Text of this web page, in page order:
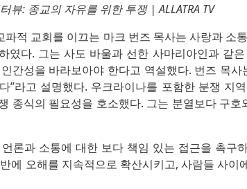
뷰: 종교의 자유를 위한 투쟁 | ALLATRA TV
파적 교회를 이끄는 마크 번즈 목사는 사랑과 소
였다. 그는 사도 바울과 선한 사마리아인과 같
간성을 바라보아야 한다고 역설했다. 번즈 목
”라고 설명했다. 우크라이나를 포함한 분쟁 지
종식의 필요성을 호소했다. 그는 분열보다 구
론과 소통에 대한 보다 책임 있는 접근을 촉구
에 오해를 지속적으로 확산시키고, 사람들 사이